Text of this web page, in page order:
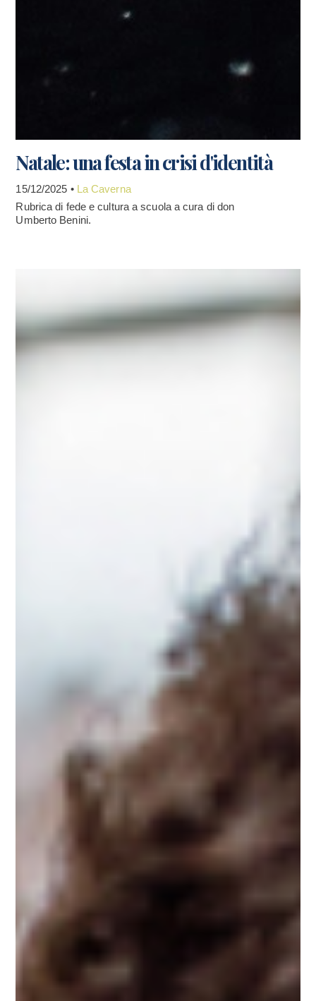
Natale: una festa in crisi d'identità
15/12/2025 • La Caverna
Rubrica di fede e cultura a scuola a cura di don
Umberto Benini.